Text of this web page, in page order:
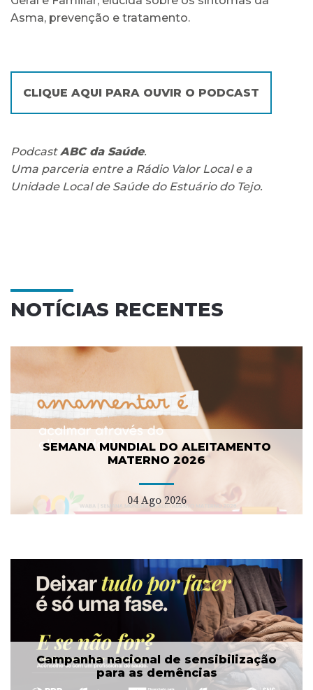
Asma, prevenção e tratamento.
CLIQUE AQUI PARA OUVIR O PODCAST
PodcastABC da Saúde.
Uma parceria entre a Rádio Valor Local e a
Unidade Local de Saúde do Estuário do Tejo.
NOTÍCIAS RECENTES
SEMANA MUNDIAL DO ALEITAMENTO
MATERNO 2026
04 Ago 2026
Campanha nacional de sensibilização
para as demências